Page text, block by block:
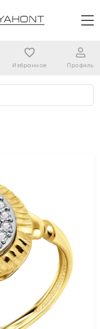
Избранное Профиль